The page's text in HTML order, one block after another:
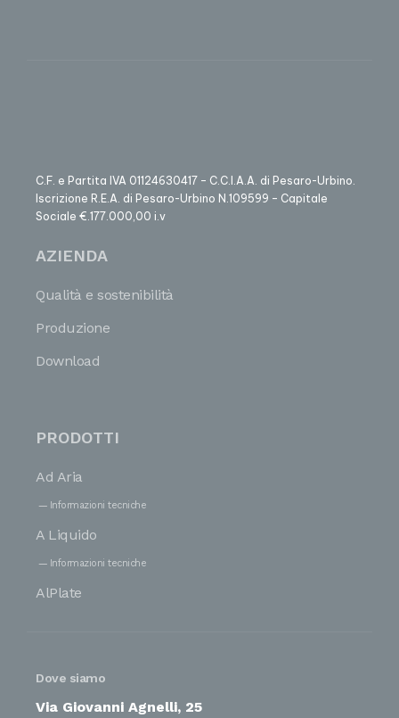
C.F. e Partita IVA 01124630417 – C.C.I.A.A. di Pesaro-Urbino.
Iscrizione R.E.A. di Pesaro-Urbino N.109599 – Capitale
Sociale €.177.000,00 i.v
AZIENDA
Qualità e sostenibilità
Produzione
Download
PRODOTTI
Ad Aria
Informazioni tecniche
A Liquido
Informazioni tecniche
AlPlate
Dove siamo
Via Giovanni Agnelli, 25